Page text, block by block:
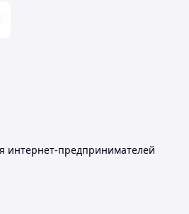
интернет-предпринимателей